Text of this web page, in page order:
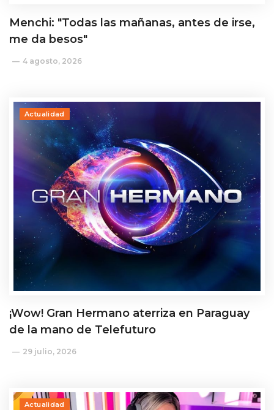
Menchi: "Todas las mañanas, antes de irse,
me da besos"
4 agosto, 2026
Actualidad
¡Wow! Gran Hermano aterriza en Paraguay
de la mano de Telefuturo
29 julio, 2026
Actualidad